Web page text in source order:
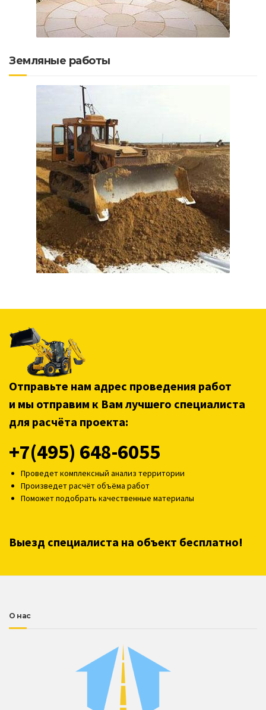
Земляные работы
Отправьте нам адрес проведения работ
и мы отправим к Вам лучшего специалиста
для расчёта проекта:
+7(495) 648-6055
Проведет комплексный анализ территории
Произведет расчёт объёма работ
Поможет подобрать качественные материалы
Выезд специалиста на объект бесплатно!
О нас